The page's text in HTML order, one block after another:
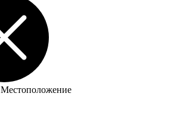
Местоположение